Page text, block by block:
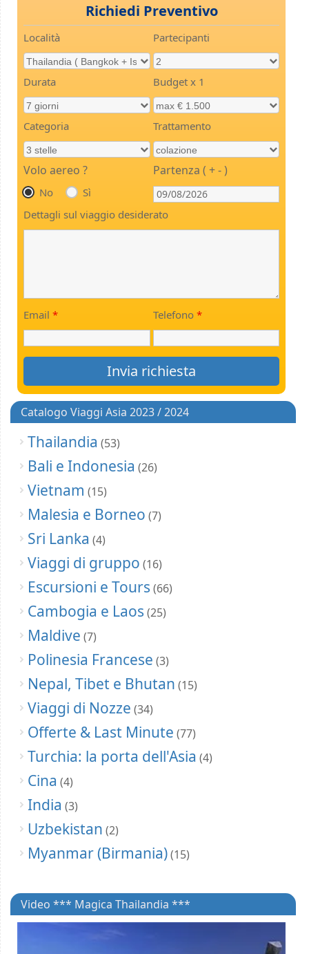
Richiedi Preventivo
Località Partecipanti
Durata Budget x 1
Categoria Trattamento
Volo aereo ?
No Sì
Partenza ( + - )
Dettagli sul viaggio desiderato
Email * Telefono *
Catalogo Viaggi Asia 2023 / 2024
Thailandia (53)
Bali e Indonesia (26)
Vietnam (15)
Malesia e Borneo (7)
Sri Lanka (4)
Viaggi di gruppo (16)
Escursioni e Tours (66)
Cambogia e Laos (25)
Maldive (7)
Polinesia Francese (3)
Nepal, Tibet e Bhutan (15)
Viaggi di Nozze (34)
Offerte & Last Minute (77)
Turchia: la porta dell'Asia (4)
Cina (4)
India (3)
Uzbekistan (2)
Myanmar (Birmania)(15)
Video *** Magica Thailandia ***